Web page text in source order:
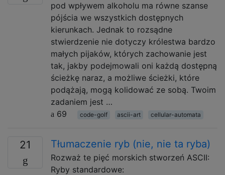
pod wpływem alkoholu ma równe szanse
pójścia we wszystkich dostępnych
kierunkach. Jednak to rozsądne
stwierdzenie nie dotyczy królestwa bardzo
małych pijaków, których zachowanie jest
tak, jakby podejmowali oni każdą dostępną
ścieżkę naraz, a możliwe ścieżki, które
podążają, mogą kolidować ze sobą. Twoim
zadaniem jest …
69
code-golf ascii-art cellular-automata
21 Tłumaczenie ryb (nie, nie ta ryba)
Rozważ te pięć morskich stworzeń ASCII:
Ryby standardowe: